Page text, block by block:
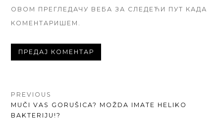
ОВОМ ПРЕГЛЕДАЧУ ВЕБА ЗА СЛЕДЕЋИ ПУТ КАДА
КОМЕНТАРИШЕМ.
КРЕТАЊЕ
ЧЛАНКА
PREVIOUS
PREVIOUS
POST:
MUČI VAS GORUŠICA? MOŽDA IMATE HELIKO
BAKTERIJU!?